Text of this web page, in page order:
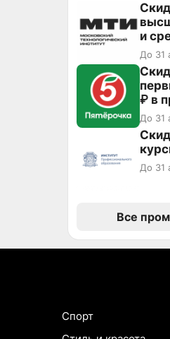
и
До 31
₽ в
До 31
До 31
Все
Спорт